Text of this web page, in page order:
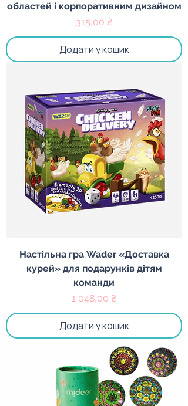
областей і корпоративним дизайном
Ціна
315,00 ₴
Додати у кошик
Настільна гра Wader «Доставка
курей» для подарунків дітям
команди
Ціна
1 048,00 ₴
Додати у кошик